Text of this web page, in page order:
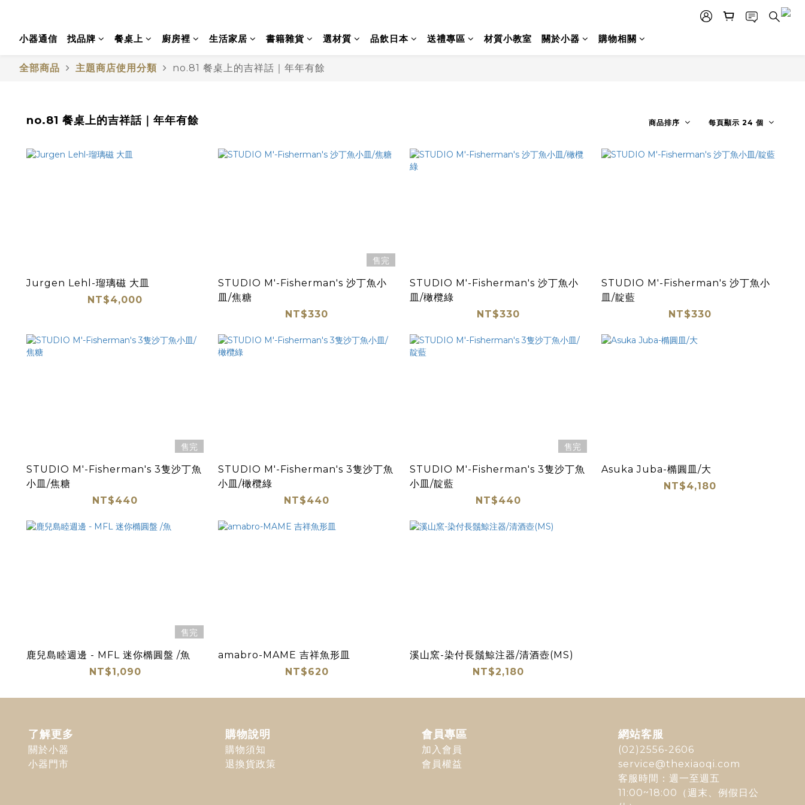
小器通信 找品牌 餐桌上 廚房裡 生活家居 書籍雜貨 選材質 品飲日本 送禮專區 材質小教室 關於小器 購物相關
全部商品 主題商店使用分類 no.81 餐桌上的吉祥話｜年年有餘
no.81 餐桌上的吉祥話｜年年有餘 商品排序 每頁顯示 24 個
Jurgen Lehl-瑠璃磁 大皿
NT$4,000
售完
STUDIO M'-Fisherman's 沙丁魚小
皿/焦糖
NT$330
STUDIO M'-Fisherman's 沙丁魚小
皿/橄欖綠
NT$330
STUDIO M'-Fisherman's 沙丁魚小
皿/靛藍
NT$330
售完
STUDIO M'-Fisherman's 3隻沙丁魚
小皿/焦糖
NT$440
STUDIO M'-Fisherman's 3隻沙丁魚
小皿/橄欖綠
NT$440
售完
STUDIO M'-Fisherman's 3隻沙丁魚
小皿/靛藍
NT$440
Asuka Juba-橢圓皿/大
NT$4,180
售完
鹿兒島睦週邊 - MFL 迷你橢圓盤 /魚
NT$1,090
amabro-MAME 吉祥魚形皿
NT$620
溪山窯-染付長鬚鯨注器/清酒壺(MS)
NT$2,180
了解更多
關於小器
小器門市
購物說明
購物須知
退換貨政策
會員專區
加入會員
會員權益
網站客服
(02)2556-2606
service@thexiaoqi.com
客服時間：週一至週五
11:00~18:00（週末、例假日公